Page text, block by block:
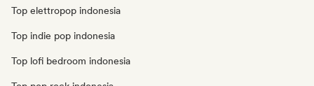
Top elettropop indonesia
Top indie pop indonesia
Top lofi bedroom indonesia